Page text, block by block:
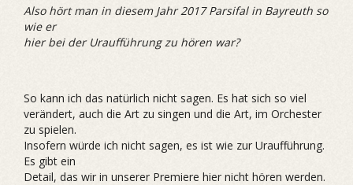
Also hört man in diesem Jahr 2017 Parsifal in Bayreuth so
wie er
hier bei der Uraufführung zu hören war?
So kann ich das natürlich nicht sagen. Es hat sich so viel
verändert, auch die Art zu singen und die Art, im Orchester
zu spielen.
Insofern würde ich nicht sagen, es ist wie zur Uraufführung.
Es gibt ein
Detail, das wir in unserer Premiere hier nicht hören werden.